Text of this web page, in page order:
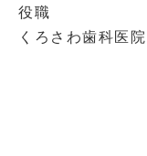
役職
くろさわ歯科医